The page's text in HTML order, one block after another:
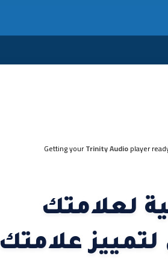
Getting yourTrinity Audioplayer
لعلامتك
علامتك